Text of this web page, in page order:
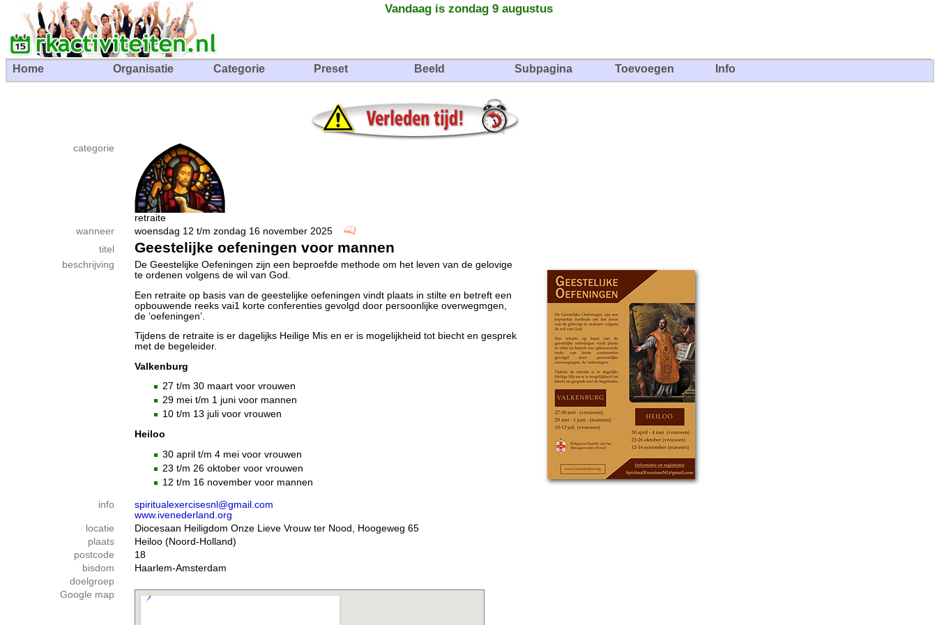
Vandaag is zondag 9 augustus
Home Organisatie Categorie Preset Beeld Subpagina Toevoegen Info
categorie
retraite
wanneer
woensdag 12 t/m zondag 16 november 2025
titel
Geestelijke oefeningen voor mannen
beschrijving
De Geestelijke Oefeningen zijn een beproefde methode om het leven van de gelovige
te ordenen volgens de wil van God.
Een retraite op basis van de geestelijke oefeningen vindt plaats in stilte en betreft een
opbouwende reeks vai1 korte conferenties gevolgd door persoonlijke overwegmgen,
de ‘oefeningen’.
Tijdens de retraite is er dagelijks Heilige Mis en er is mogelijkheid tot biecht en gesprek
met de begeleider.
Valkenburg
27 t/m 30 maart voor vrouwen
29 mei t/m 1 juni voor mannen
10 t/m 13 juli voor vrouwen
Heiloo
30 april t/m 4 mei voor vrouwen
23 t/m 26 oktober voor vrouwen
12 t/m 16 november voor mannen
info
spiritualexercisesnl@gmail.com
www.ivenederland.org
locatie
Diocesaan Heiligdom Onze Lieve Vrouw ter Nood, Hoogeweg 65
plaats
Heiloo (Noord-Holland)
postcode
18
bisdom
Haarlem-Amsterdam
doelgroep
Google map